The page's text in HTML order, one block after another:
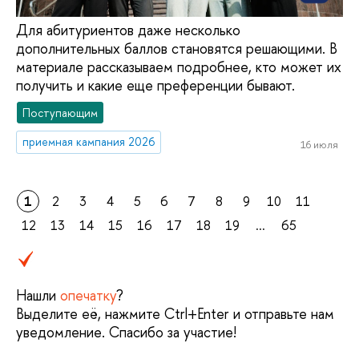
Для абитуриентов даже несколько
дополнительных баллов становятся решающими. В
материале рассказываем подробнее, кто может их
получить и какие еще преференции бывают.
Поступающим
приемная кампания 2026
16 июля
1 2 3 4 5 6 7 8 9 10
11
12
13 14 15 16 17 18 19 ... 65
Нашли опечатку?
Выделите её, нажмите Ctrl+Enter и отправьте нам
уведомление. Спасибо за участие!